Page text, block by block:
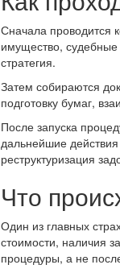
Сначала проводится
имущество, судебные
стратегия.
Затем собираются
подготовку бумаг,
После запуска
дальнейшие
реструктуризация
Что
Один из главных
стоимости, наличия
процедуры, а не